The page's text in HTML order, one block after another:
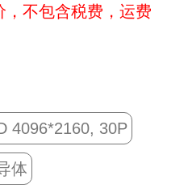
，不包含税费，运费
4096*2160, 30P
体